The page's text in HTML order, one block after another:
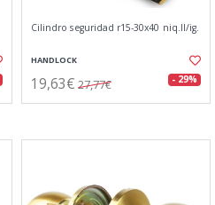
Cilindro seguridad r15-30x40 niq.ll/ig.
HANDLOCK
19,63€ 27,77€ - 29%